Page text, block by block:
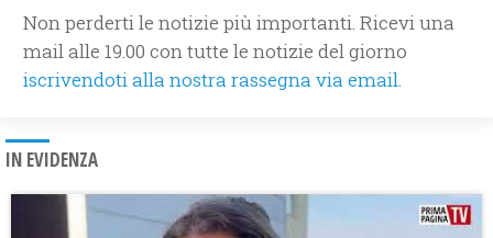
Non perderti le notizie più importanti. Ricevi una
mail alle 19.00 con tutte le notizie del giorno
iscrivendoti alla nostra rassegna via email.
IN EVIDENZA